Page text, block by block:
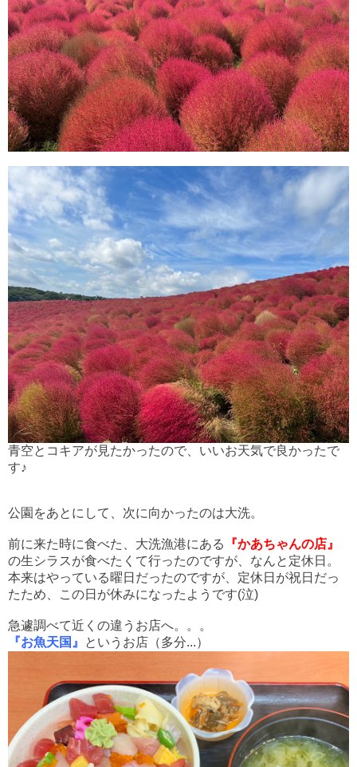
青空とコキアが見たかったので、いいお天気で良かったで
す♪
公園をあとにして、次に向かったのは大洗。
前に来た時に食べた、大洗漁港にある
『かあちゃんの店』
の生シラスが食べたくて行ったのですが、なんと定休日。
本来はやっている曜日だったのですが、定休日が祝日だっ
たため、この日が休みになったようです(泣)
急遽調べて近くの違うお店へ。。。
『お魚天国』
というお店（多分...）